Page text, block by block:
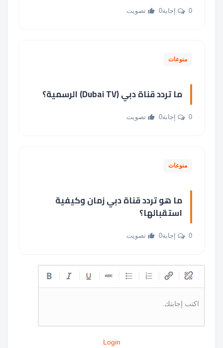
0 إجابة 0 تصويت
منوعات
ما تردد قناة دبي (Dubai TV) الرسمية؟
0 إجابة 0 تصويت
منوعات
ما هو تردد قناة دبي زمان وكيفية
استقبالها؟
0 إجابة 0 تصويت
اكتب إجابتك.
Login